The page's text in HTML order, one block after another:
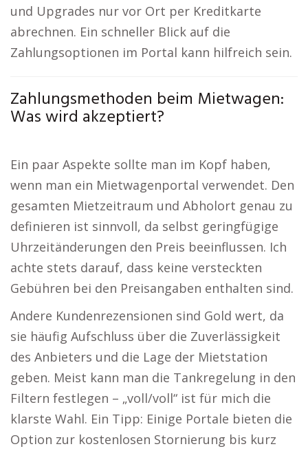
und Upgrades nur vor Ort per Kreditkarte
abrechnen. Ein schneller Blick auf die
Zahlungsoptionen im Portal kann hilfreich sein.
Zahlungsmethoden beim Mietwagen:
Was wird akzeptiert?
Ein paar Aspekte sollte man im Kopf haben,
wenn man ein Mietwagenportal verwendet. Den
gesamten Mietzeitraum und Abholort genau zu
definieren ist sinnvoll, da selbst geringfügige
Uhrzeitänderungen den Preis beeinflussen. Ich
achte stets darauf, dass keine versteckten
Gebühren bei den Preisangaben enthalten sind.
Andere Kundenrezensionen sind Gold wert, da
sie häufig Aufschluss über die Zuverlässigkeit
des Anbieters und die Lage der Mietstation
geben. Meist kann man die Tankregelung in den
Filtern festlegen – „voll/voll“ ist für mich die
klarste Wahl. Ein Tipp: Einige Portale bieten die
Option zur kostenlosen Stornierung bis kurz